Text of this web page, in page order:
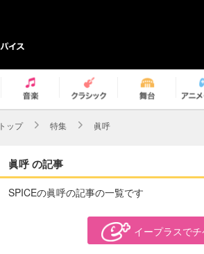
トップ 特集 眞呼
眞呼 の記事
SPICEの眞呼の記事の一覧です
イープラスで